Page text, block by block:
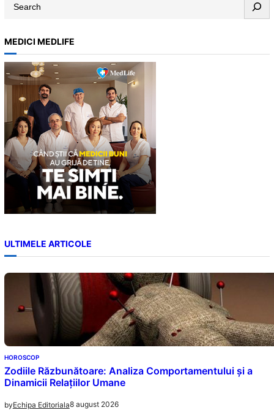
r
c
h
MEDICI MEDLIFE
ULTIMELE ARTICOLE
HOROSCOP
Zodiile Răzbunătoare: Analiza Comportamentului și a
Dinamicii Relațiilor Umane
byEchipa Editoriala8 august 2026